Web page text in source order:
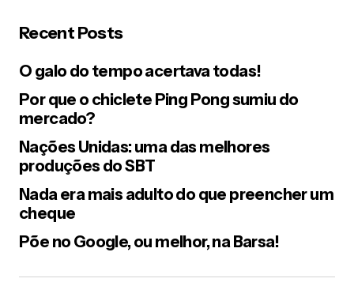
Ó, mas um indício negativo.
Responder
Oi Guri, confesso q nunca tive a menor curiosidade em
ter essa maquininha. Sempre achei feia qdo via nas
lojas. Aos 9 anos até ganhei uma máquina de escrever
de verdade, da Olivetti, amarelinha e nela escrevia
vários textos. Tenho até hj mas nunca mais escrevi
nela. Bateu nostalgia agora. Bjs.
Patthy
Responder
Recent Posts
O galo do tempo acertava todas!
Por que o chiclete Ping Pong sumiu do
mercado?
Nações Unidas: uma das melhores
produções do SBT
Nada era mais adulto do que preencher um
cheque
Põe no Google, ou melhor, na Barsa!